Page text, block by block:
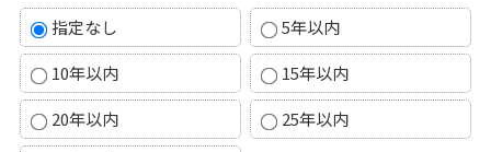
指定なし
5年以内
10年以内
15年以内
20年以内
25年以内